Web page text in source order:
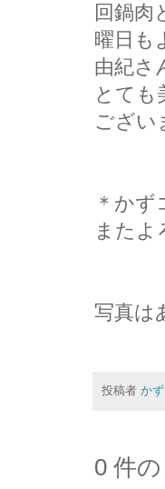
回鍋肉
曜日も
由紀さ
とても
ござい
＊かず
またよ
写真は
投稿者 か
0 件